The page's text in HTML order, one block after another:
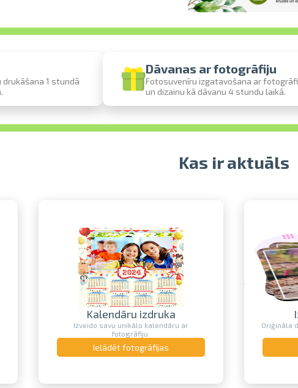
Izdrukas 1h laikā Rīgā –
Piegāde visā Latvijā vai
1 stundā
Dāvanas ar fotogrāfiju
Fotosuvenīru izgatavošana ar
un dizainu kā dāvanu 4 stundu laikā.
Kas ir aktuāls
Kalendāru izdruka
Izveido savu unikālo kalendāru ar
fotogrāfiju.
Ielādēt fotogrāfijas
Oriģināla